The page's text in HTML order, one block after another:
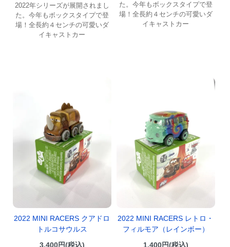
2022年シリーズが展開されまし
た。今年もボックスタイプで登
場！全長約４センチの可愛いダ
イキャストカー
た。今年もボックスタイプで登
場！全長約４センチの可愛いダ
イキャストカー
2022 MINI RACERS クアドロ
トルコサウルス
3,400円(税込)
2022 MINI RACERS レトロ・
フィルモア（レインボー）
1,400円(税込)